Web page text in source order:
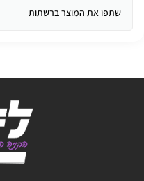
שתפו את המוצר ברשתות